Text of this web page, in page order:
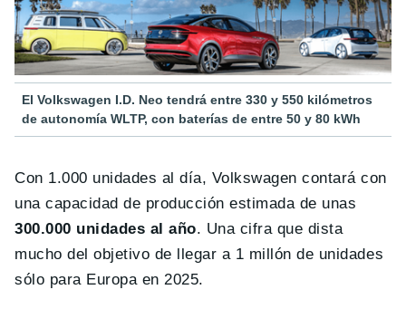
El Volkswagen I.D. Neo tendrá entre 330 y 550 kilómetros
de autonomía WLTP, con baterías de entre 50 y 80 kWh
Con 1.000 unidades al día, Volkswagen contará con
una capacidad de producción estimada de unas
300.000 unidades al año. Una cifra que dista
mucho del objetivo de llegar a 1 millón de unidades
sólo para Europa en 2025.